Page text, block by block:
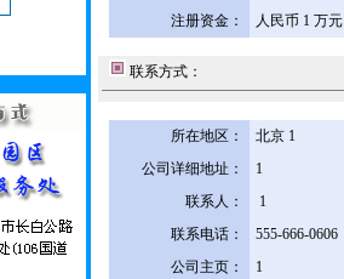
注册资金：
人民币 1 万元
联系方式：
所在地区： 北京 1
公司详细地址：
1
联系人：
1
联系电话：
555-666-0606
公司主页：
1